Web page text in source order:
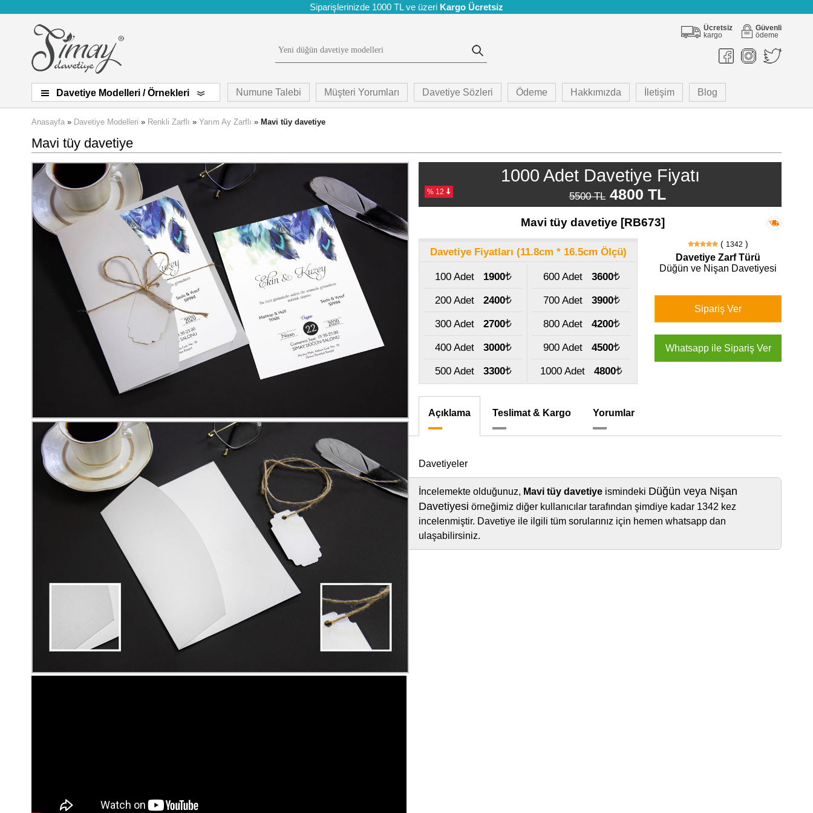
Siparişlerinizde 1000 TL ve üzeri Kargo Ücretsiz
Güvenli
ödeme
Ücretsiz
kargo
Davetiye Modelleri / Örnekleri Numune Talebi Müşteri Yorumları Davetiye Sözleri Ödeme Hakkımızda İletişim Blog
Anasayfa » Davetiye Modelleri » Renkli Zarflı » Yarım Ay Zarflı » Mavi tüy davetiye
Mavi tüy davetiye
1000 Adet Davetiye Fiyatı
% 12 5500 TL4800 TL
Mavi tüy davetiye [RB673]
Davetiye Fiyatları (11.8cm * 16.5cm Ölçü)
100 Adet 1900
200 Adet 2400
300 Adet 2700
400 Adet 3000
500 Adet 3300
600 Adet 3600
700 Adet 3900
800 Adet 4200
900 Adet 4500
1000 Adet 4800
( 1342 )
Davetiye Zarf Türü
Düğün ve Nişan Davetiyesi
Açıklama Teslimat & Kargo Yorumlar
Davetiyeler
İncelemekte olduğunuz, Mavi tüy davetiye ismindeki Düğün veya Nişan
Davetiyesi örneğimiz diğer kullanıcılar tarafından şimdiye kadar 1342 kez
incelenmiştir. Davetiye ile ilgili tüm sorularınız için hemen whatsapp dan
ulaşabilirsiniz.